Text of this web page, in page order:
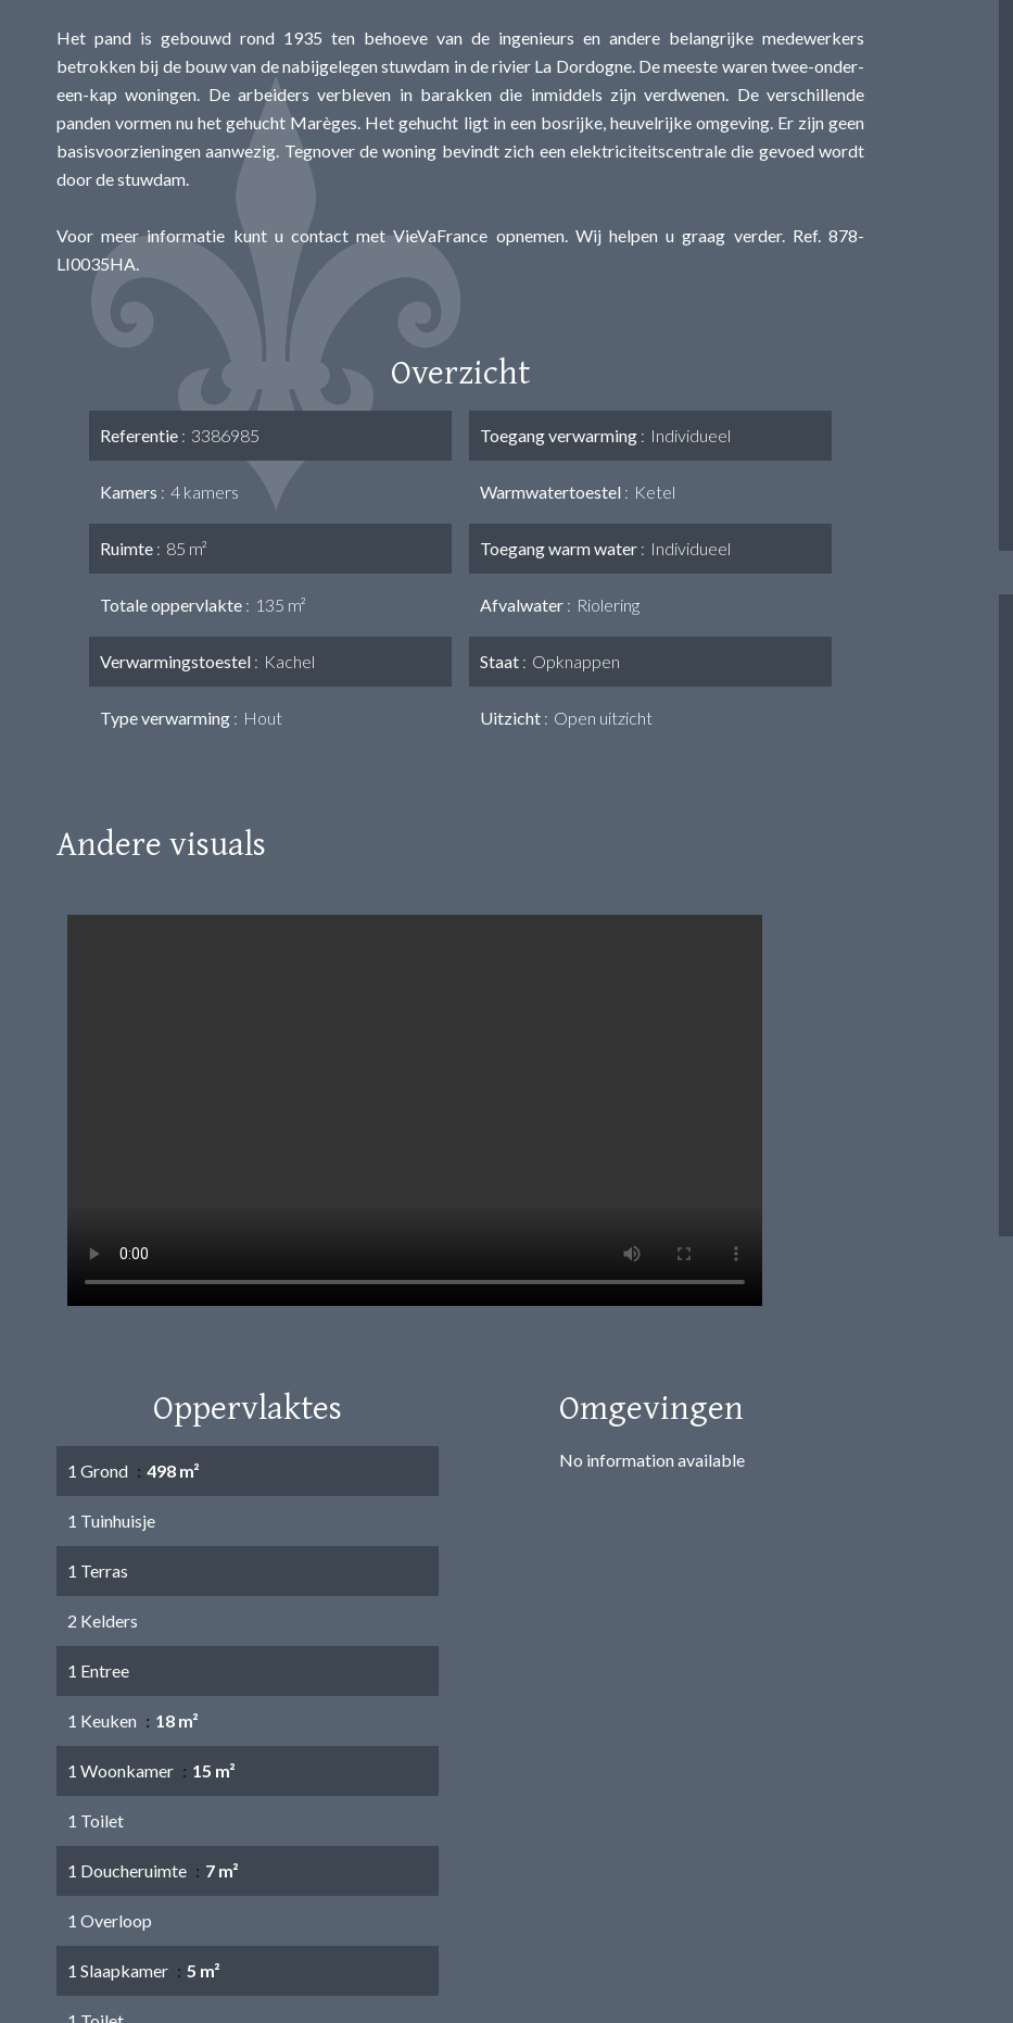
Het pand is gebouwd rond 1935 ten behoeve van de ingenieurs en andere belangrijke medewerkers
betrokken bij de bouw van de nabijgelegen stuwdam in de rivier La Dordogne. De meeste waren twee-onder-
een-kap woningen. De arbeiders verbleven in barakken die inmiddels zijn verdwenen. De verschillende
panden vormen nu het gehucht Marèges. Het gehucht ligt in een bosrijke, heuvelrijke omgeving. Er zijn geen
basisvoorzieningen aanwezig. Tegnover de woning bevindt zich een elektriciteitscentrale die gevoed wordt
door de stuwdam.
Voor meer informatie kunt u contact met VieVaFrance opnemen. Wij helpen u graag verder. Ref. 878-
LI0035HA.
Overzicht
Referentie 3386985
Kamers 4 kamers
Ruimte 85 m²
Totale oppervlakte 135 m²
Verwarmingstoestel Kachel
Type verwarming Hout
Toegang verwarming Individueel
Warmwatertoestel Ketel
Toegang warm water Individueel
Afvalwater Riolering
Staat Opknappen
Uitzicht Open uitzicht
Andere visuals
Oppervlaktes
1 Grond 498 m²
1 Tuinhuisje
1 Terras
2 Kelders
1 Entree
1 Keuken 18 m²
1 Woonkamer 15 m²
1 Toilet
1 Doucheruimte 7 m²
1 Overloop
1 Slaapkamer 5 m²
Omgevingen
No information available